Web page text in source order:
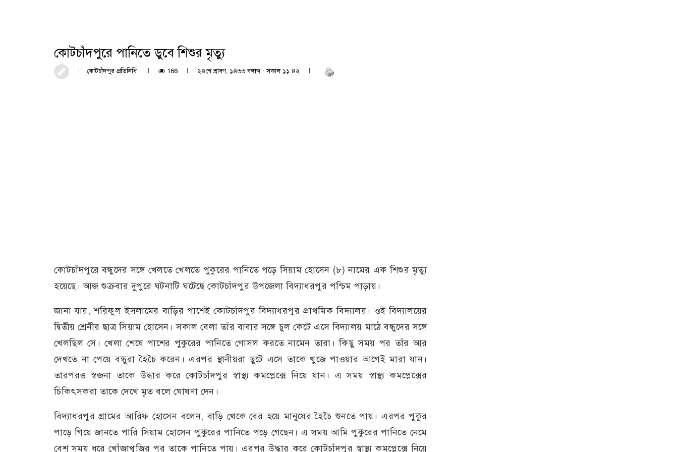
কোটচাঁদপুরে পানিতে ডুবে শিশুর মৃত্যু
কোটচাঁদপুর প্রতিনিধি 166 ২৪শে শ্রাবণ, ১৪৩৩ বঙ্গাব্দ · সকাল ১১:৪২
কোটচাঁদপুরে বন্ধুদের সঙ্গে খেলতে খেলতে পুকুরের পানিতে পড়ে সিয়াম হোসেন (৮) নামের এক শিশুর মৃত্যু
হয়েছে। আজ শুক্রবার দুপুরে ঘটনাটি ঘটেছে কোটচাঁদপুর উপজেলা বিদ্যাধরপুর পশ্চিম পাড়ায়।
জানা যায়, শরিফুল ইসলামের বাড়ির পাশেই কোটচাঁদপুর বিদ্যাধরপুর প্রাথমিক বিদ্যালয়। ওই বিদ্যালয়ের
দ্বিতীয় শ্রেনীর ছাত্র সিয়াম হোসেন। সকাল বেলা তাঁর বাবার সঙ্গে চুল কেটে এসে বিদ্যালয় মাঠে বন্ধুদের সঙ্গে
খেলছিল সে। খেলা শেষে পাশের পুকুরের পানিতে গোসল করতে নামেন তারা। কিছু সময় পর তাঁর আর
দেখতে না পেয়ে বন্ধুরা হৈচৈ করেন। এরপর স্থানীয়রা ছুটে এসে তাকে খুজে পাওয়ার আগেই মারা যান।
তারপরও স্বজনা তাকে উদ্ধার করে কোটচাঁদপুর স্বাস্থ্য কমপ্লেক্সে নিয়ে যান। এ সময় স্বাস্থ্য কমপ্লেক্সের
চিকিৎসকরা তাকে দেখে মৃত বলে ঘোষণা দেন।
বিদ্যাধরপুর গ্রামের আরিফ হোসেন বলেন, বাড়ি থেকে বের হয়ে মানুষের হৈচৈ শুনতে পায়। এরপর পুকুর
পাড়ে গিয়ে জানতে পারি সিয়াম হোসেন পুকুরের পানিতে পড়ে গেছেন। এ সময় আমি পুকুরের পানিতে নেমে
বেশ সময় ধরে খোঁজাখুজির পর তাকে পানিতে পায়। এরপর উদ্ধার করে কোটচাঁদপুর স্বাস্থ্য কমপ্লেক্সে নিয়ে